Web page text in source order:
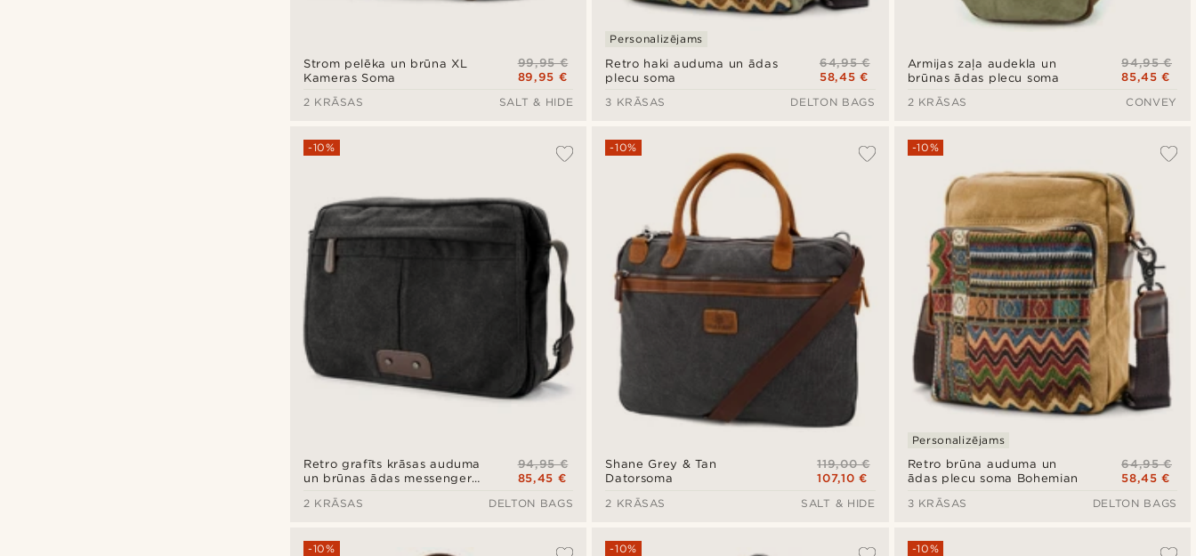
Strom pelēka un brūna XL
Kameras Soma
99,95 €
89,95 €
2 KRĀSAS
SALT & HIDE
Retro haki auduma un ādas
plecu soma
Personalizējams
64,95 €
58,45 €
3 KRĀSAS
DELTON BAGS
Armijas zaļa audekla un
brūnas ādas plecu soma
94,95 €
85,45 €
2 KRĀSAS
CONVEY
Retro grafīts krāsas auduma
un brūnas ādas messenger
-10%
94,95 €
85,45 €
2 KRĀSAS
DELTON BAGS
Shane Grey & Tan
Datorsoma
-10%
119,00 €
107,10 €
2 KRĀSAS
SALT & HIDE
Retro brūna auduma un
ādas plecu soma Bohemian
-10%
Personalizējams
64,95 €
58,45 €
3 KRĀSAS
DELTON BAGS
-10% -10% -10%